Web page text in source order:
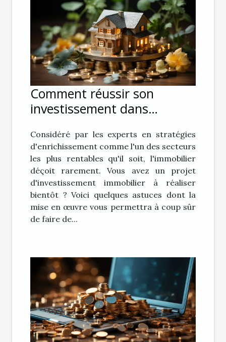
Comment réussir son
investissement dans
Considéré par les experts en stratégies
d'enrichissement comme l'un des secteurs
les plus rentables qu'il soit, l'immobilier
déçoit rarement. Vous avez un projet
d'investissement immobilier à réaliser
bientôt ? Voici quelques astuces dont la
mise en œuvre vous permettra à coup sûr
de faire de...